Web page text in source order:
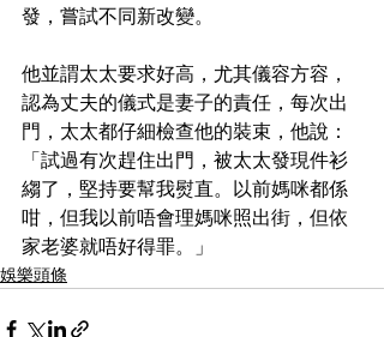
發，嘗試不同新改變。
他並謂太太要求好高，尤其儀容方容，
認為丈夫的儀式是妻子的責任，每次出
門，太太都仔細檢查他的裝束，他說：
「試過有次趕住出門，被太太發現件衫
縐了，堅持要幫我熨直。以前媽咪都係
咁，但我以前唔會理媽咪照出街，但依
家老婆就唔好得罪。」
娛樂頭條